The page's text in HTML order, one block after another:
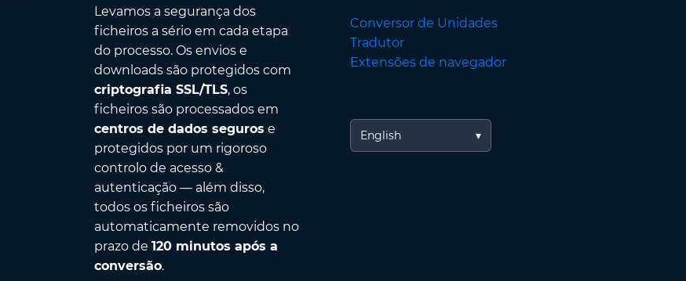
Levamos a segurança dos
ficheiros a sério em cada etapa
do processo. Os envios e
downloads são protegidos com
criptografia SSL/TLS, os
ficheiros são processados em
centros de dados seguros e
protegidos por um rigoroso
controlo de acesso &
autenticação — além disso,
todos os ficheiros são
automaticamente removidos no
prazo de 120 minutos após a
conversão.
Conversor de Unidades
Tradutor
Extensões de navegador
English